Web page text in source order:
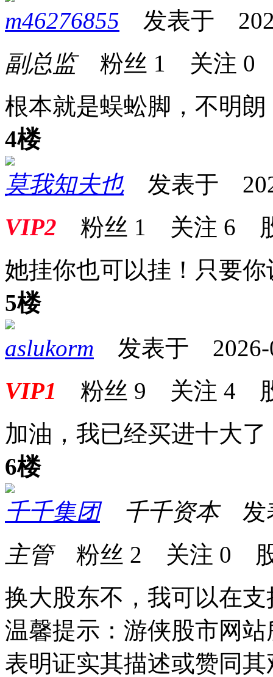
m46276855 发表于
副总监粉丝 1 关注 0
根本就是蜈蚣脚，不明
4楼
莫我知夫也发表于
VIP2 粉丝 1 关注 6
她挂你也可以挂！只要
5楼
aslukorm 发表于 2026-
VIP1 粉丝 9 关注 4
加油，我已经买进十大了
6楼
千千集团
千千资本发
主管粉丝 2 关注 0
换大股东不，我可以在
温馨提示：游侠股市网
表明证实其描述或赞同